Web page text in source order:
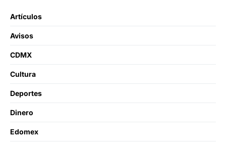
Artículos
Avisos
CDMX
Cultura
Deportes
Dinero
Edomex